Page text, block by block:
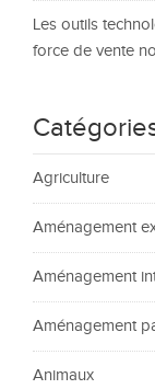
Les outils
force de vente
Agriculture
Aménagement
Aménagement
Aménagement
Animaux